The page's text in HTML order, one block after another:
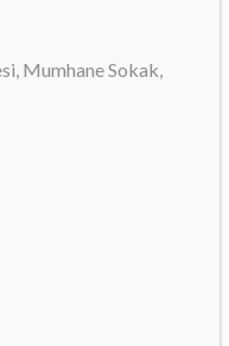
Mumhane Sokak,